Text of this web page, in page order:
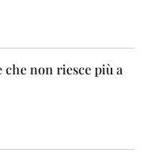
che non riesce più a